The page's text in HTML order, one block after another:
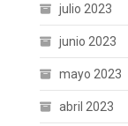
julio 2023
junio 2023
mayo 2023
abril 2023